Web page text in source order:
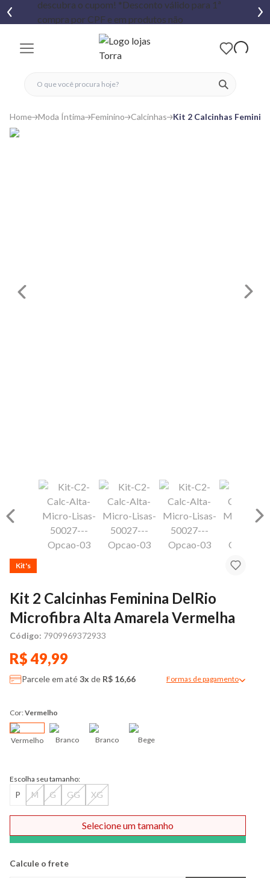
ver
fechar menu
fechar menu
favoritos
Home Moda Íntima Feminino Calcinhas Kit 2 Calcinhas
Kit's
Kit 2 Calcinhas Feminina DelRio
Microfibra Alta Amarela Vermelha
Código: 7909969372933
R$ 49,99
Parcele em até3x de R$ 16,66 Formas de pagamento
Cor:Vermelho
Vermelho Branco Branco Bege
Escolha seu tamanho:
P M G GG XG
Comprar
Selecione um tamanho
Calcule o frete